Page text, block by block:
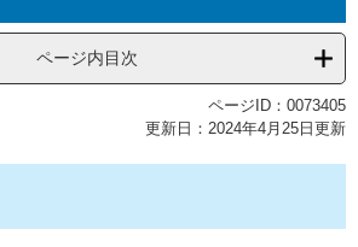
ページ内目次
ページID：0073405
更新日：2024年4月25日更新